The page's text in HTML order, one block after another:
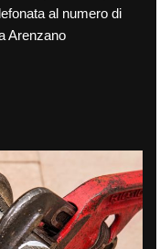
al numero di
Arenzano